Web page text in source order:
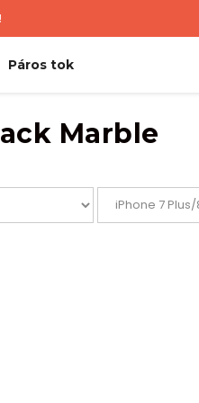
Páros tok
Marble